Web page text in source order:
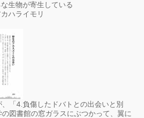
生物が寄生している
ハライモリ
「4.負傷したドバトとの出会いと別
図書館の窓ガラスにぶつかって、翼に